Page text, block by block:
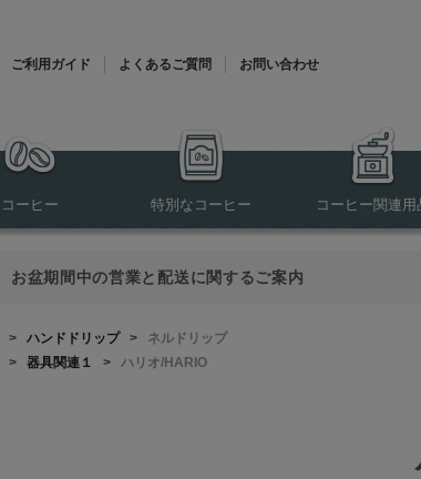
ご利用ガイド よくあるご質問
お問い合わせ
コーヒー 特別なコーヒー コーヒー関連用
お盆期間中の営業と配送に関するご案内
> ハンドドリップ >
ネルドリップ
> 器具関連１ > ハリオ/HARIO